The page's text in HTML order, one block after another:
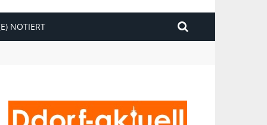
NOTIERT